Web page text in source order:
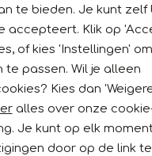
de collectie
of Blue bestaan uit
T-shirts, truien, jeans
in verschillende
favorieten onder onze
Een goede en stijvolle
te bieden. Je kunt zelf
accepteert. Klik op
of kies 'Instellingen'
te passen. Wil je alleen
Kies dan
alles over onze
Je kunt op elk
door op de link